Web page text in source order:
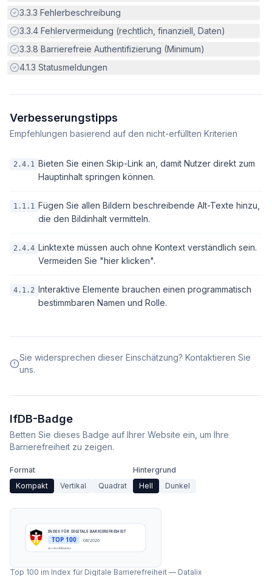
Erfüllt:
3.3.3 Fehlerbeschreibung
Erfüllt:
3.3.4 Fehlervermeidung (rechtlich, finanziell, Daten)
Erfüllt:
3.3.8 Barrierefreie Authentifizierung (Minimum)
Erfüllt:
4.1.3 Statusmeldungen
Verbesserungstipps
Empfehlungen basierend auf den nicht-erfüllten Kriterien
2.4.1 Bieten Sie einen Skip-Link an, damit Nutzer direkt zum
Hauptinhalt springen können.
1.1.1 Fügen Sie allen Bildern beschreibende Alt-Texte hinzu,
die den Bildinhalt vermitteln.
2.4.4 Linktexte müssen auch ohne Kontext verständlich sein.
Vermeiden Sie "hier klicken".
4.1.2 Interaktive Elemente brauchen einen programmatisch
bestimmbaren Namen und Rolle.
Sie widersprechen dieser Einschätzung? Kontaktieren Sie
uns.
IfDB-Badge
Betten Sie dieses Badge auf Ihrer Website ein, um Ihre
Barrierefreiheit zu zeigen.
Format
Kompakt
Vertikal Quadrat
Hintergrund
Hell
Dunkel
INDEX FÜR DIGITALE BARRIEREFREIHEIT
TOP 100 08/2026
accessibleai.eu
Top 100 im Index für Digitale Barrierefreiheit — Datalix